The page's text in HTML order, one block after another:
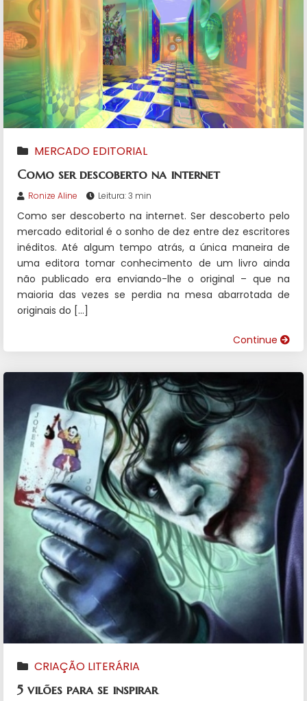
MERCADO EDITORIAL
Como ser descoberto na internet
Ronize Aline Leitura: 3 min
Como ser descoberto na internet. Ser descoberto pelo
mercado editorial é o sonho de dez entre dez escritores
inéditos. Até algum tempo atrás, a única maneira de
uma editora tomar conhecimento de um livro ainda
não publicado era enviando-lhe o original – que na
maioria das vezes se perdia na mesa abarrotada de
originais do […]
Continue
CRIAÇÃO LITERÁRIA
5 vilões para se inspirar